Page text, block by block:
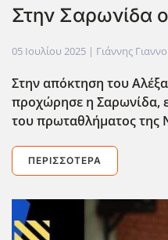
Στην Σαρωνίδα
05 Ιουλίου 2025 | Γιάννης
Στην απόκτηση του
προχώρησε η Σαρωνίδα,
του πρωταθλήματος της
ΠΕΡΙΣΣΌΤΕΡΑ